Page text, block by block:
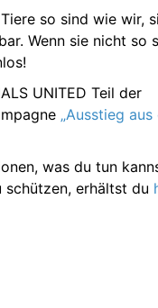
so sind wie wir,
Wenn sie nicht so
UNITED Teil der
„Ausstieg aus
was du tun
schützen, erhältst du